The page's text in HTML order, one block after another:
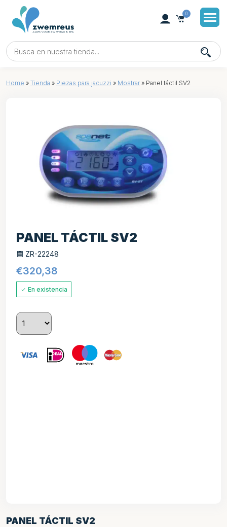
0
Home » Tienda » Piezas para jacuzzi » Mostrar » Panel táctil SV2
PANEL TÁCTIL SV2
PANEL TÁCTIL SV2
ZR-22248
€320,38
En existencia